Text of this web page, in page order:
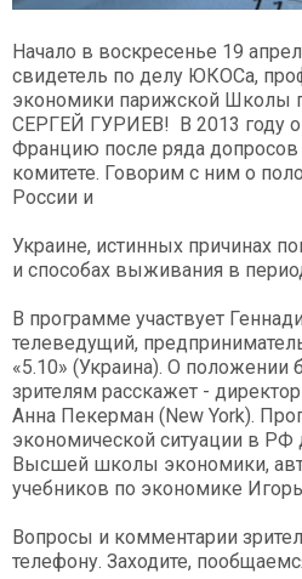
Начало в воскресенье 19
свидетель по делу ЮКОСа,
экономики парижской Школы
СЕРГЕЙ ГУРИЕВ! В 2013 году
Францию после ряда
комитете. Говорим с ним о
России и
Украине, истинных причинах
и способах выживания в
В программе участвует
телеведущий,
«5.10» (Украина). О положении
зрителям расскажет - директор
Анна Пекерман (New York).
экономической ситуации в РФ
Высшей школы экономики,
учебников по экономике
Вопросы и комментарии
телефону. Заходите,